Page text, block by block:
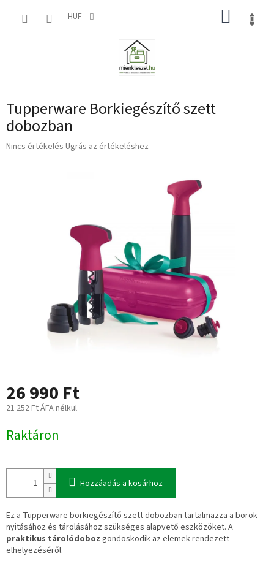
HUF KOSÁR
Tupperware Borkiegészítő szett
dobozban
A
Nincs értékelés Ugrás az értékeléshez
26 990 Ft
21 252 Ft ÁFA nélkül
Raktáron
Hozzáadás a kosárhoz
Ez a Tupperware borkiegészítő szett dobozban tartalmazza a borok
nyitásához és tárolásához szükséges alapvető eszközöket. A
praktikus tárolódoboz gondoskodik az elemek rendezett
elhelyezéséről.